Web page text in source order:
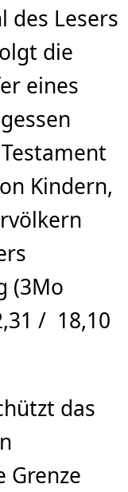
des Lesers
die
eines
Kindern,
(3Mo
/ 18,10
das
Grenze